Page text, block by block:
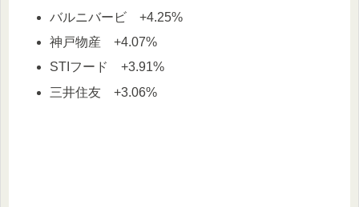
バルニバービ +4.25%
神戸物産 +4.07%
STIフード +3.91%
三井住友 +3.06%